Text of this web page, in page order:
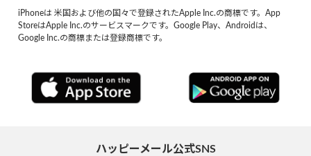
iPhoneは 米国および他の国々で登録されたApple Inc.の商標です。App
StoreはApple Inc.のサービスマークです。Google Play、Androidは、
Google Inc.の商標または登録商標です。
ハッピーメール公式SNS